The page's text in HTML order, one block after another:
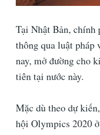
Tại Nhật Bản, chính
thông qua luật pháp
nay, mở đường cho
tiên tại nước này.
Mặc dù theo dự
hội Olympics 2020